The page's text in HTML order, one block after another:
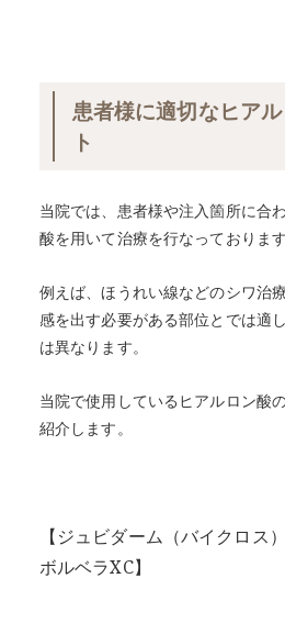
患者様に適切なヒア
ト
当院では、患者様や注入箇所に合
酸を用いて治療を行なっております
例えば、ほうれい線などのシワ治
感を出す必要がある部位とでは適
は異なります。
当院で使用しているヒアルロン酸
紹介します。
【ジュビダーム（バイクロス
ボルベラXC】